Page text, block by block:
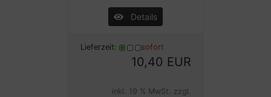
Details
Lieferzeit: sofort
10,40 EUR
inkl. 19 % MwSt. zzgl.